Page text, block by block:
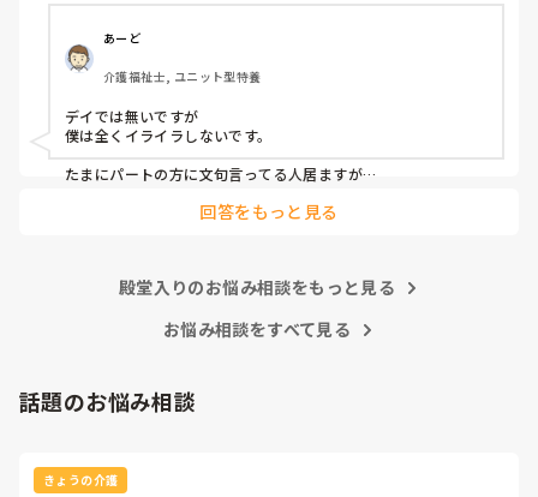
私は午後からなので入浴介助やお昼ご飯が終り口腔も済ませ
た頃に出勤します。
1日働いてる方に聞きたいです。
ハッキリ言ってそんな時間に来る私にみなさんはイライラし
ますか？
最初の契約で時間は決まってしまったのでしばらくはこの時
間でやりますが…
あーど
介護福祉士, ユニット型特養
デイでは無いですが
僕は全くイライラしないです。
たまにパートの方に文句言ってる人居ますが
パートさんは短時間ながらその時間は正直正社より働いてくれ
回答をもっと見る
殿堂入りのお悩み相談をもっと見る
お悩み相談をすべて見る
話題のお悩み相談
きょうの介護